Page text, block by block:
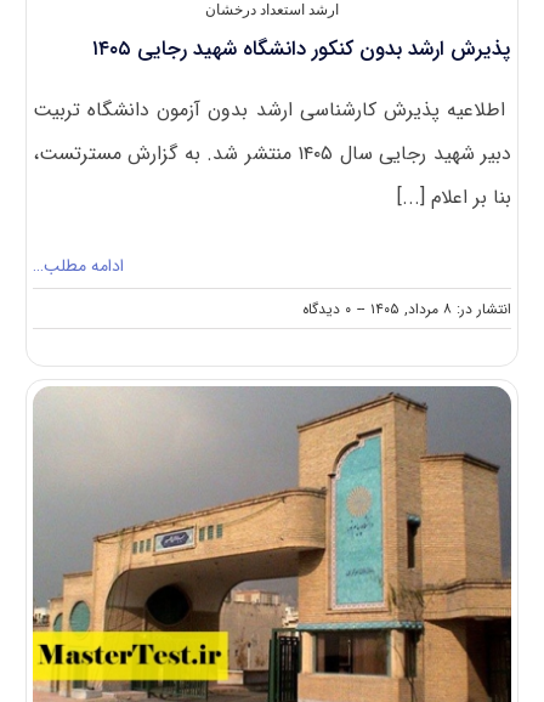
ارشد استعداد درخشان
پذیرش ارشد بدون کنکور دانشگاه شهید رجایی ۱۴۰۵
اطلاعیه پذیرش کارشناسی ارشد بدون آزمون دانشگاه تربیت
دبیر شهید رجایی سال ۱۴۰۵ منتشر شد. به گزارش مسترتست،
بنا بر اعلام [...]
ادامه مطلب…
انتشار در: ۸ مرداد, ۱۴۰۵ -- ۰ دیدگاه
on
پذیرش
بدون
دانشگاه
شهید
رجایی
۱۴۰۵